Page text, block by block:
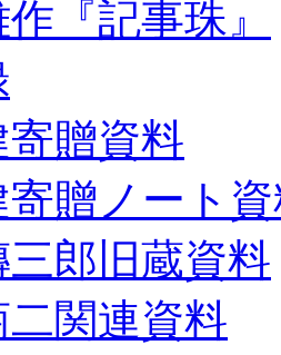
『記事珠』
寄贈資料
寄贈ノート
三郎旧蔵資料
二関連資料